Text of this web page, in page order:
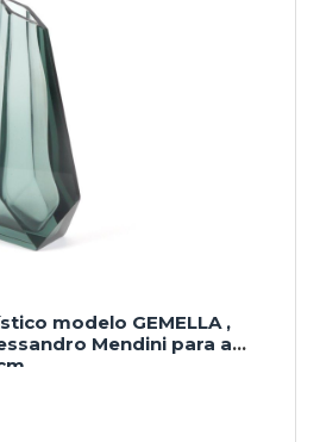
modelo GEMELLA ,
Mendini para a